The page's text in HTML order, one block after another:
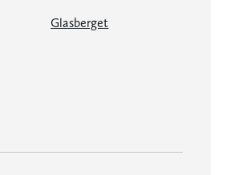
Glasberget